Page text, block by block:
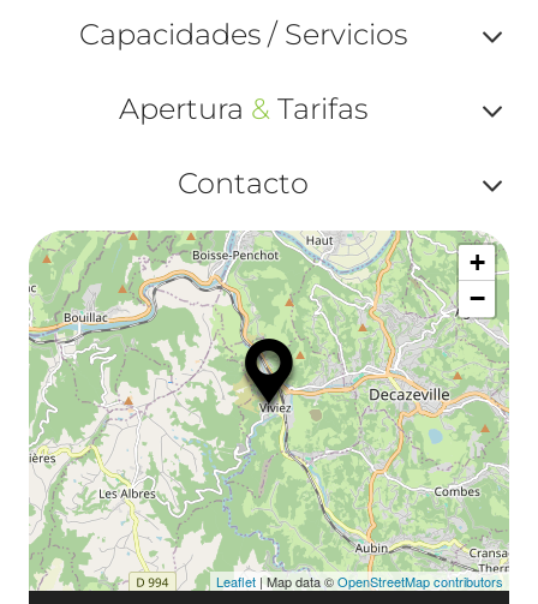
ou
Capacidades / Servicios
ou
Apertura &Tarifas
ou
et
Contacto
ou
+
−
Leaflet | Map data ©OpenStreetMap contributors